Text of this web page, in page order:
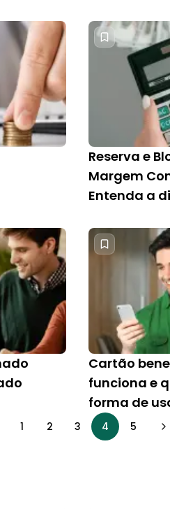
Reserva e
Margem
Entenda a
Cartão
funciona e
forma de
1 2 3 4 5